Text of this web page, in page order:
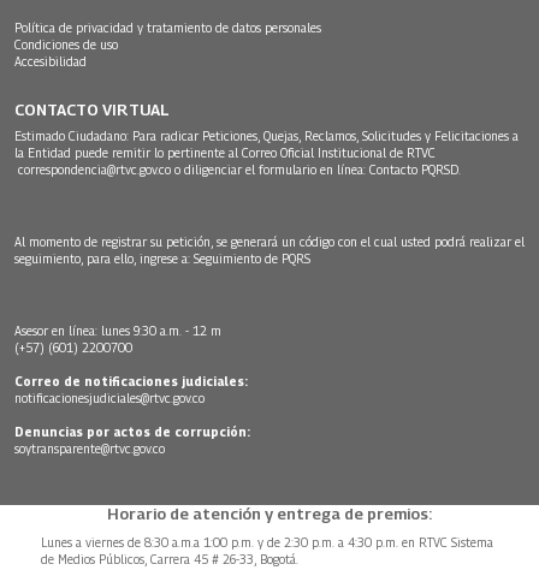
Política de privacidad y tratamiento de datos personales
Condiciones de uso
Accesibilidad
CONTACTO VIRTUAL
Estimado Ciudadano: Para radicar Peticiones, Quejas, Reclamos, Solicitudes y Felicitaciones a
la Entidad puede remitir lo pertinente al Correo Oficial Institucional de RTVC
correspondencia@rtvc.gov.co o diligenciar el formulario en línea: Contacto PQRSD.
Al momento de registrar su petición, se generará un código con el cual usted podrá realizar el
seguimiento, para ello, ingrese a: Seguimiento de PQRS
Asesor en línea: lunes 9:30 a.m. - 12 m
(+57) (601) 2200700
Correo de notificaciones judiciales:
notificacionesjudiciales@rtvc.gov.co
Denuncias por actos de corrupción:
soytransparente@rtvc.gov.co
Horario de atención y entrega de premios:
Lunes a viernes de 8:30 a.m.a 1:00 p.m. y de 2:30 p.m. a 4:30 p.m. en RTVC Sistema
de Medios Públicos, Carrera 45 # 26-33, Bogotá.